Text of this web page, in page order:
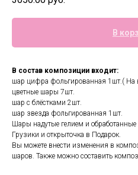
В
В состав композиции входит:
шар цифра фольгированная 1шт.( На
цветные шары 7шт.
шар с блёстками 2шт.
шар звезда фольгированная 1шт.
Шары надутые гелием и обработанные
Грузики и открыточка в Подарок.
Вы можете внести изменения в
шаров. Также можно составить